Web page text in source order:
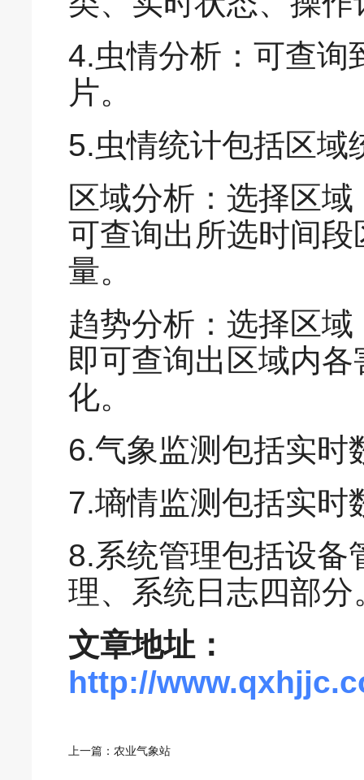
4.虫情分析：可查询
片。
5.虫情统计包括区域
区域分析：选择区
可查询出所选时间
量。
趋势分析：选择区
即可查询出区域内
化。
6.气象监测包括实时
7.墒情监测包括实时
8.系统管理包括设备
理、系统日志四部分
文章地址：
http://
上一篇： 农业气象站